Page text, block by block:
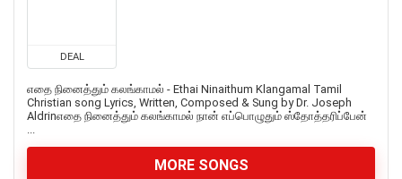
DEAL
எதை நினைத்தும் கலங்காமல் - Ethai Ninaithum Klangamal Tamil
Christian song Lyrics, Written, Composed & Sung by Dr. Joseph
Aldrinஎதை நினைத்தும் கலங்காமல் நான் எப்பொழுதும் ஸ்தோத்தரிப்பேன்
...
MORE SONGS